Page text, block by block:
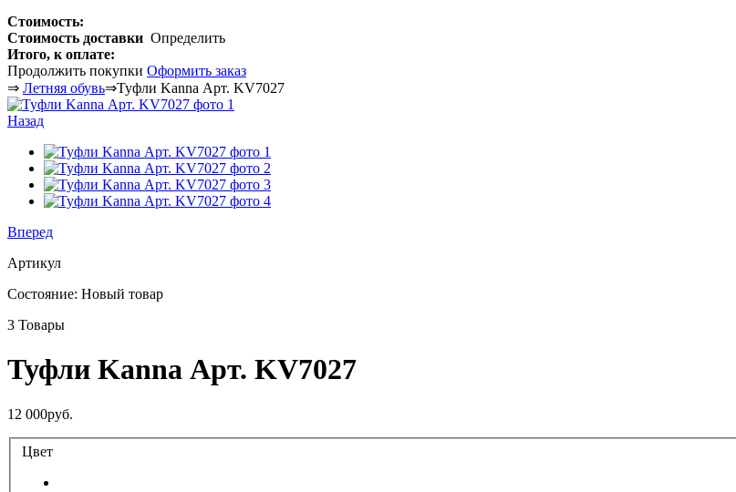
Стоимость:
Стоимость доставки Определить
Итого, к оплате:
Продолжить покупки Оформить заказ
⇒ Летняя обувь⇒Туфли Kanna Арт. KV7027
Назад
Вперед
Артикул
Состояние: Новый товар
3 Товары
Туфли Kanna Арт. KV7027
12 000руб.
Цвет